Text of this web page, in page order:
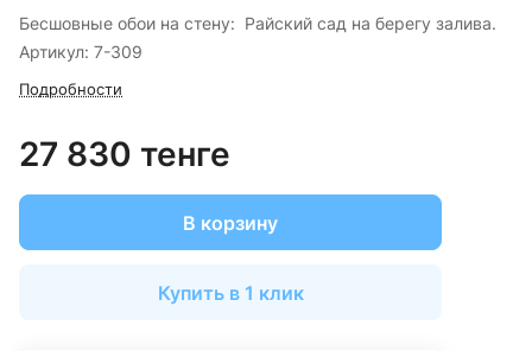
Бесшовные обои на стену: Райский сад на берегу залива.
Артикул: 7-309
Подробности
27 830 тенге
В корзину
Купить в 1 клик